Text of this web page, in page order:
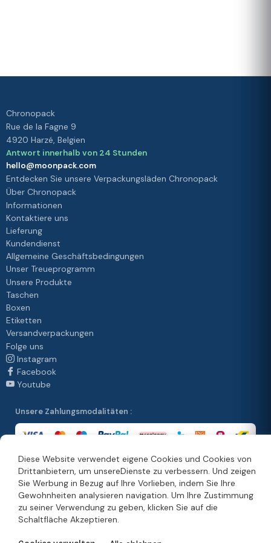
Diese Website verwendet eigene Cookies und Cookies von
Drittanbietern, um unsereDienste zu verbessern. Und zeigen
Sie Werbung in Bezug auf Ihre Vorlieben, indem Sie Ihre
Gewohnheiten analysieren navigation. Um Ihre Zustimmung
zu seiner Verwendung zu geben, klicken Sie auf die
Schaltfläche Akzeptieren.
Chronopack
Rue de la Fagne 9
4920 Harzé, Belgien
Antwort innerhalb von 24 Stunden
hello@moonpack.com
Entdecken Sie unsere Verpackungsläden Chronopack
Über Chronopack
Informationen
Kontaktiere uns
Lieferung
Kundendienst
Allgemeine Geschäftsbedingungen
Unser Treueprogramm
Unsere Produkte
Taschen
Boxen
Etiketten
Versandverpackungen
Folge uns
Instagram
Facebook
Youtube
Unsere Zahlungsmodalitäten :
Unsere Vertriebsmethoden :